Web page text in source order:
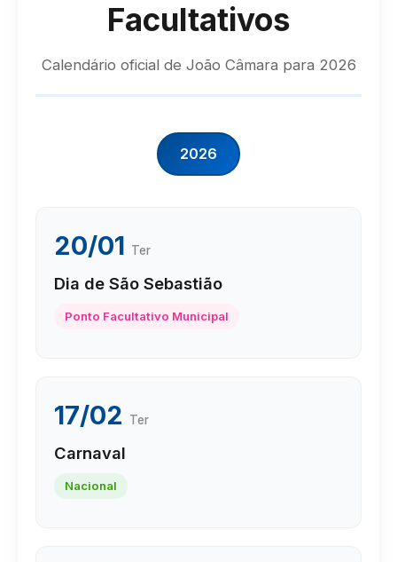
Facultativos
Calendário oficial de João Câmara para 2026
2026
20/01 Ter
Dia de São Sebastião
Ponto Facultativo Municipal
17/02 Ter
Carnaval
Nacional